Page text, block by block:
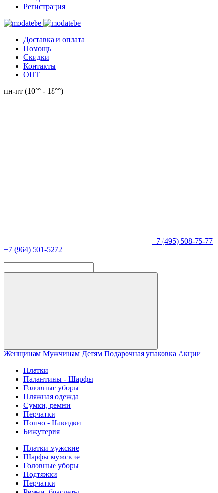
Регистрация
Доставка и оплата
Помощь
Скидки
Контакты
ОПТ
пн-пт (10°° - 18°°)
+7 (495) 508-75-77
+7 (964) 501-5272
Женщинам Мужчинам Детям Подарочная упаковка Акции
Платки
Палантины - Шарфы
Головные уборы
Пляжная одежда
Сумки, ремни
Перчатки
Пончо - Накидки
Бижутерия
Платки мужские
Шарфы мужские
Головные уборы
Подтяжки
Перчатки